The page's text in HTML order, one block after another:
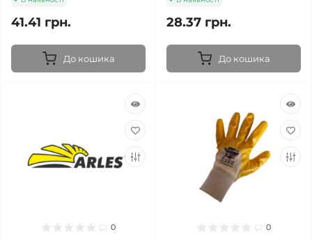
41.41 грн.
До кошика
28.37 грн.
До кошика
0 0